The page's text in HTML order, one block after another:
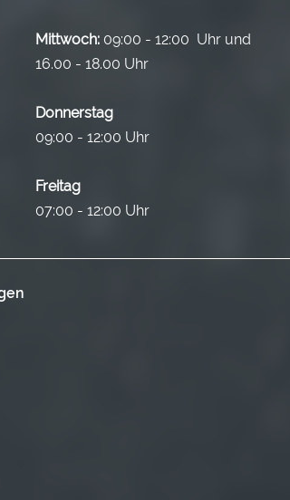
Mittwoch: 09:00 - 12:00 Uhr und
16.00 - 18.00 Uhr
Donnerstag
09:00 - 12:00 Uhr
Freitag
07:00 - 12:00 Uhr